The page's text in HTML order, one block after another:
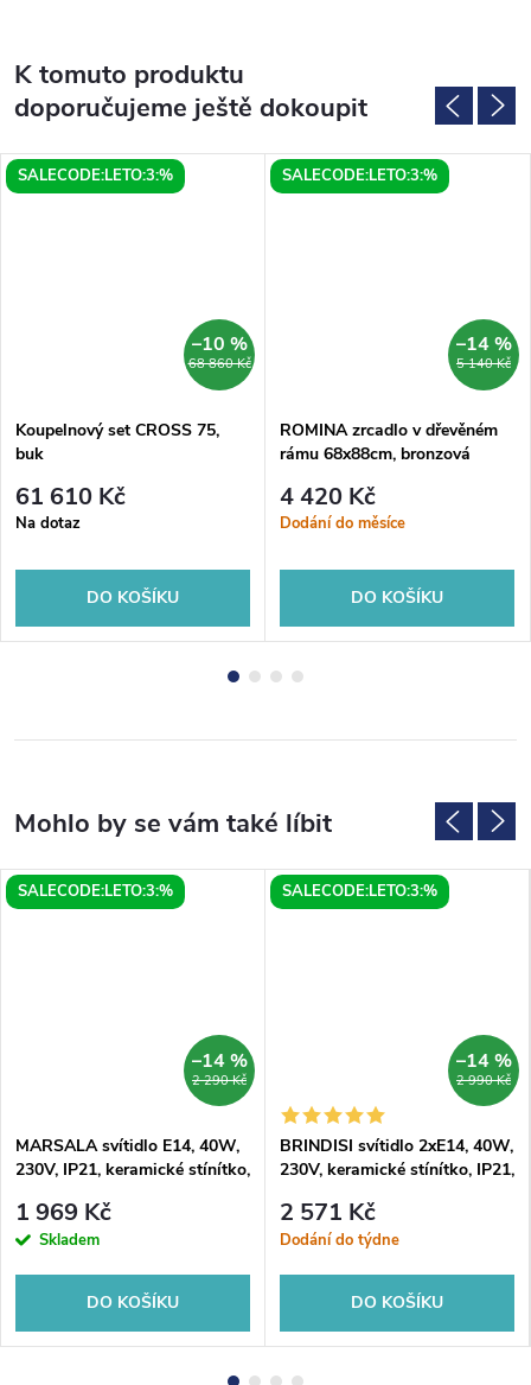
K tomuto produktu
doporučujeme ještě dokoupit
SALECODE:LETO:3:%
68 860 Kč
–10 %
Koupelnový set CROSS 75,
buk
61 610 Kč
Na dotaz
DO KOŠÍKU
SALECODE:LETO:3:%
5 140 Kč
–14 %
ROMINA zrcadlo v dřevěném
rámu 68x88cm, bronzová
4 420 Kč
Dodání do měsíce
DO KOŠÍKU
SALECODE:LETO:3:%
2 290 Kč
–14 %
MARSALA svítidlo E14, 40W,
230V, IP21, keramické stínítko,
1 969 Kč
Skladem
DO KOŠÍKU
SALECODE:LETO:3:%
2 990 Kč
–14 %
BRINDISI svítidlo 2xE14, 40W,
230V, keramické stínítko, IP21,
2 571 Kč
Dodání do týdne
DO KOŠÍKU